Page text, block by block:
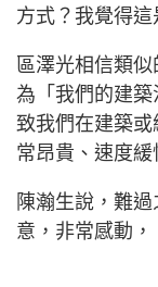
方式？我覺得這
區澤光相信類
為「我們的建
致我們在建築
常昂貴、速度緩
陳瀚生說，難
意，非常感動，